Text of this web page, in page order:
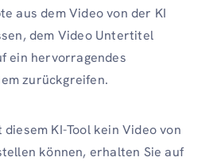
aus dem Video von der KI
dem Video Untertitel
ein hervorragendes
zurückgreifen.
KI-Tool kein Video von
können, erhalten Sie auf